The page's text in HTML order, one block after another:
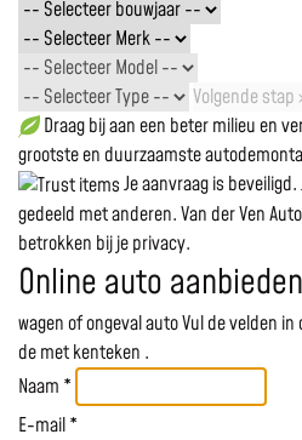
Volgende stap ›
Draag bij aan een beter milieu en
grootste en duurzaamste
Je aanvraag is
gedeeld met anderen. Van der Ven
betrokken bij je privacy.
Online auto aanbieden
wagen of ongeval autoVul de velden
demet kenteken .
Naam *
E-mail *